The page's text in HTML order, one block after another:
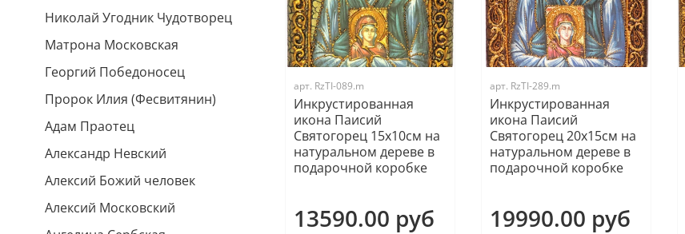
арт. RzTI-089.m
Инкрустированная
икона Паисий
Святогорец 15х10см на
натуральном дереве в
подарочной коробке
13590.00 руб
арт. RzTI-289.m
Инкрустированная
икона Паисий
Святогорец 20х15см на
натуральном дереве в
подарочной коробке
19990.00 руб
Николай Угодник Чудотворец
Матрона Московская
Георгий Победоносец
Пророк Илия (Фесвитянин)
Адам Праотец
Александр Невский
Алексий Божий человек
Алексий Московский